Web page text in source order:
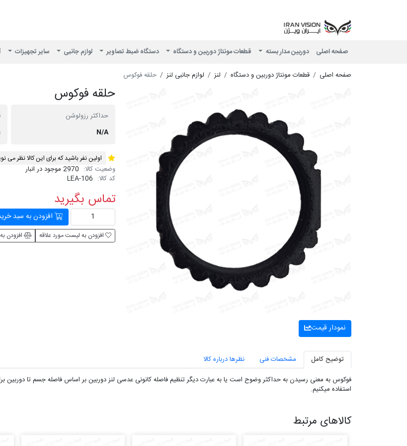
صفحه اصلی دوربین مدار بسته قطعات مونتاژ دوربین و دستگاه دستگاه ضبط تصاویر لوازم جانبی سایر تجهیزات
صفحه اصلی قطعات مونتاژ دوربین و دستگاه لنز لوازم جانبی لنز حلقه فوکوس
نمودار قیمت
حلقه فوکوس
حداکثر رزولوشن
N/A
اولین نفر باشید که برای این کالا نظر می
وضعیت کالا: 2970 موجود در انبار
کد کالا: LEA-106
تماس بگیرید
افزودن به سبد
افزودن به لیست مورد علاقه افزودن
توضیح کامل مشخصات فنی
نظرها درباره کالا
فوکوس به معنی رسیدن به حداکثر وضوح است یا به عبارت دیگر تنظیم فاصله کانونی عدسی لنز دوربین بر اساس فاصله جسم تا دوربین
استفاده میکنیم.
کالاهای مرتبط